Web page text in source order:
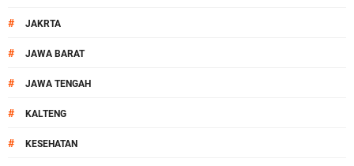
# JAKRTA
# JAWA BARAT
# JAWA TENGAH
# KALTENG
# KESEHATAN